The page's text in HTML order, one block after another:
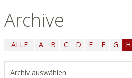
Archive
ALLE A B C D E F G H
Archiv auswählen